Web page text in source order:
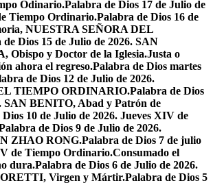
Odinario.Palabra de Dios 17 de Julio de
Tiempo Ordinario.Palabra de Dios 16 de
NUESTRA SEÑORA DEL
de Dios 15 de Julio de 2026. SAN
Obispo y Doctor de la Iglesia.Justa o
ahora el regreso.Palabra de Dios martes
de Dios 12 de Julio de 2026.
TIEMPO ORDINARIO.Palabra de Dios
SAN BENITO, Abad y Patrón de
10 de Julio de 2026. Jueves XIV de
de Dios 9 de Julio de 2026.
ZHAO RONG.Palabra de Dios 7 de julio
de Tiempo Ordinario.Consumado el
dura.Palabra de Dios 6 de Julio de 2026.
Virgen y Mártir.Palabra de Dios 5